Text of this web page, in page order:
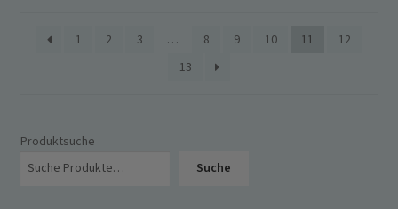
1 2 3 … 8 9 10 11
12
13
Produktsuche
Suche